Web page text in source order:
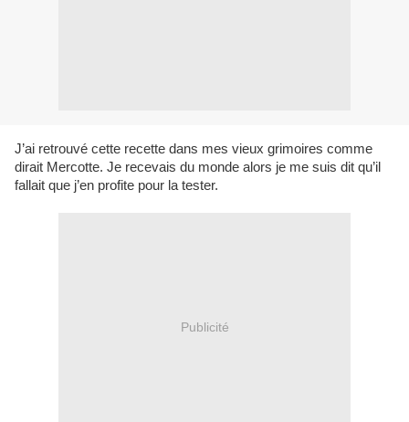
J’ai retrouvé cette recette dans mes vieux grimoires comme
dirait Mercotte. Je recevais du monde alors je me suis dit qu’il
fallait que j’en profite pour la tester.
Publicité